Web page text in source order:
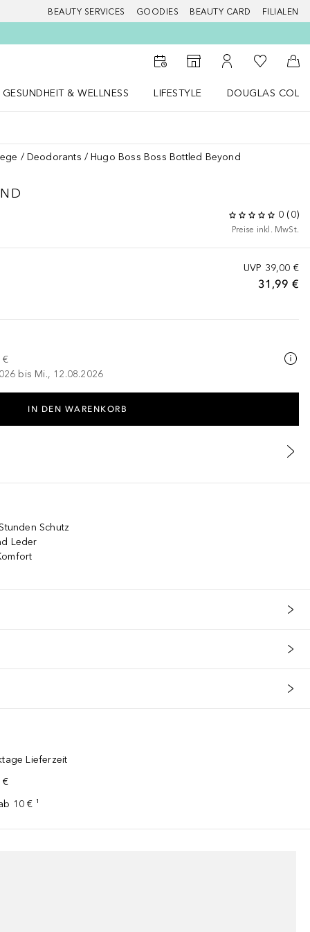
BEAUTY SERVICES GOODIES BEAUTY CARD FILIALEN
Zum Storefinder
Zu Meinem
Zu Meiner
GESUNDHEIT & WELLNESS
LIFESTYLE
DOUGLAS
Deodorants Hugo Boss Boss Bottled Beyond
0 (0)
Preise inkl. MwSt.
UVP 39,00 €
31,99 €
€
bis Mi., 12.08.2026
IN DEN WARENKORB
Schutz
Leder
Lieferzeit
€
10 € ¹